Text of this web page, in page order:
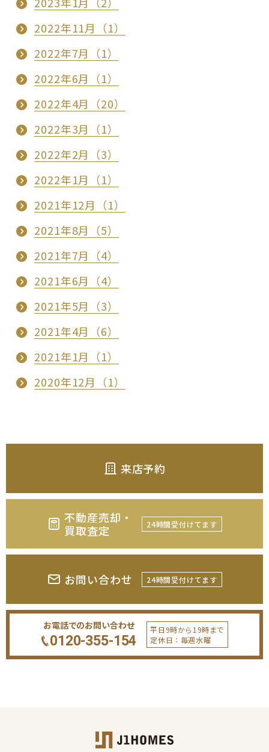
2022年11月（1）
2022年7月（1）
2022年6月（1）
2022年4月（20）
2022年3月（1）
2022年2月（3）
2022年1月（1）
2021年12月（1）
2021年8月（5）
2021年7月（4）
2021年6月（4）
2021年5月（3）
2021年4月（6）
2021年1月（1）
2020年12月（1）
来店予約
不動産売却・
買取査定
24時間受付けてます
お問い合わせ 24時間受付けてます
お電話でのお問い合わせ
0120-355-154
平日9時から19時まで
定休日：毎週水曜